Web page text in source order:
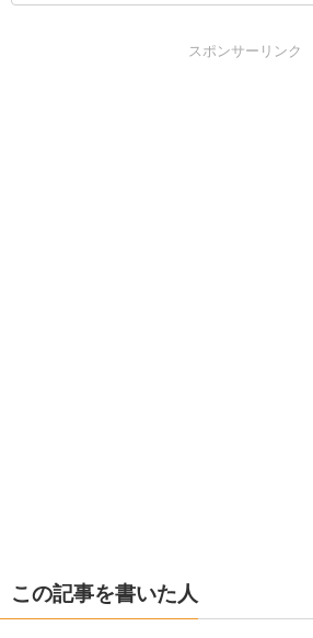
スポンサーリンク
この記事を書いた人